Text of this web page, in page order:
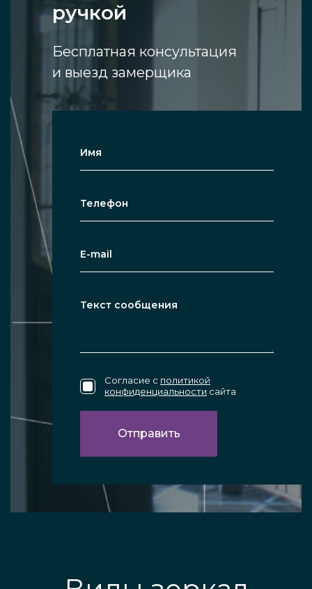
ручкой
Бесплатная консультация
и выезд замерщика
Согласие с политикой
конфиденциальности сайта